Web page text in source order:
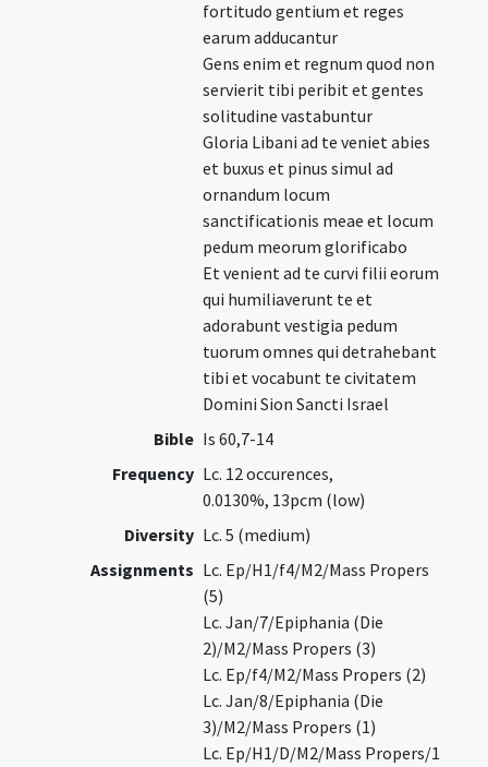
fortitudo gentium et reges
earum adducantur
Gens enim et regnum quod non
servierit tibi peribit et gentes
solitudine vastabuntur
Gloria Libani ad te veniet abies
et buxus et pinus simul ad
ornandum locum
sanctificationis meae et locum
pedum meorum glorificabo
Et venient ad te curvi filii eorum
qui humiliaverunt te et
adorabunt vestigia pedum
tuorum omnes qui detrahebant
tibi et vocabunt te civitatem
Domini Sion Sancti Israel
Bible Is 60,7-14
Frequency Lc. 12 occurences,
0.0130%, 13pcm (low)
Diversity Lc. 5 (medium)
Assignments Lc. Ep/H1/f4/M2/Mass Propers
(5)
Lc. Jan/7/Epiphania (Die
2)/M2/Mass Propers (3)
Lc. Ep/f4/M2/Mass Propers (2)
Lc. Jan/8/Epiphania (Die
3)/M2/Mass Propers (1)
Lc. Ep/H1/D/M2/Mass Propers/1